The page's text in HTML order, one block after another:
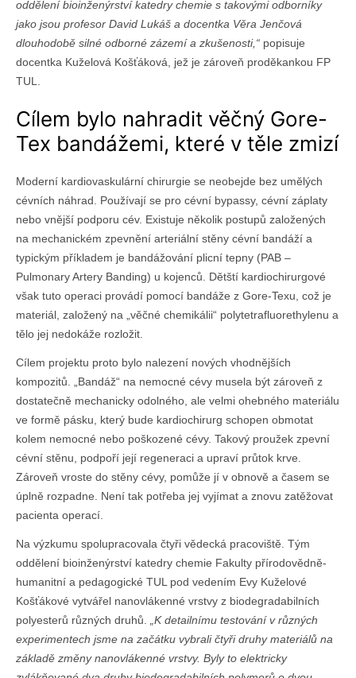
oddělení bioinženýrství katedry chemie s takovými odborníky
jako jsou profesor David Lukáš a docentka Věra Jenčová
dlouhodobě silné odborné zázemí a zkušenosti,“ popisuje
docentka Kuželová Košťáková, jež je zároveň proděkankou FP
TUL.
Cílem bylo nahradit věčný Gore-
Tex bandážemi, které v těle zmizí
Moderní kardiovaskulární chirurgie se neobejde bez umělých
cévních náhrad. Používají se pro cévní bypassy, cévní záplaty
nebo vnější podporu cév. Existuje několik postupů založených
na mechanickém zpevnění arteriální stěny cévní bandáží a
typickým příkladem je bandážování plicní tepny (PAB –
Pulmonary Artery Banding) u kojenců. Dětští kardiochirurgové
však tuto operaci provádí pomocí bandáže z Gore-Texu, což je
materiál, založený na „věčné chemikálii“ polytetrafluorethylenu a
tělo jej nedokáže rozložit.
Cílem projektu proto bylo nalezení nových vhodnějších
kompozitů. „Bandáž“ na nemocné cévy musela být zároveň z
dostatečně mechanicky odolného, ale velmi ohebného materiálu
ve formě pásku, který bude kardiochirurg schopen obmotat
kolem nemocné nebo poškozené cévy. Takový proužek zpevní
cévní stěnu, podpoří její regeneraci a upraví průtok krve.
Zároveň vroste do stěny cévy, pomůže jí v obnově a časem se
úplně rozpadne. Není tak potřeba jej vyjímat a znovu zatěžovat
pacienta operací.
Na výzkumu spolupracovala čtyři vědecká pracoviště. Tým
oddělení bioinženýrství katedry chemie Fakulty přírodovědně-
humanitní a pedagogické TUL pod vedením Evy Kuželové
Košťákové vytvářel nanovlákenné vrstvy z biodegradabilních
polyesterů různých druhů.
„K detailnímu testování v různých
experimentech jsme na začátku vybrali čtyři druhy materiálů na
základě změny nanovlákenné vrstvy. Byly to elektricky